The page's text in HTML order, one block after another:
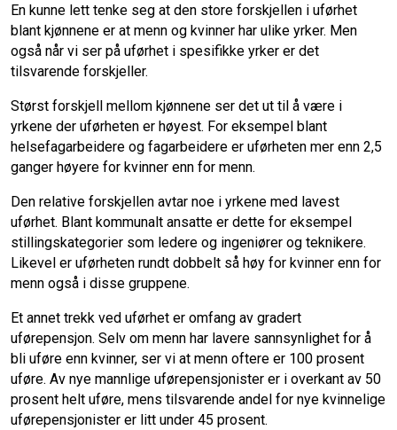
En kunne lett tenke seg at den store forskjellen i uførhet
blant kjønnene er at menn og kvinner har ulike yrker. Men
også når vi ser på uførhet i spesifikke yrker er det
tilsvarende forskjeller.
Størst forskjell mellom kjønnene ser det ut til å være i
yrkene der uførheten er høyest. For eksempel blant
helsefagarbeidere og fagarbeidere er uførheten mer enn 2,5
ganger høyere for kvinner enn for menn.
Den relative forskjellen avtar noe i yrkene med lavest
uførhet. Blant kommunalt ansatte er dette for eksempel
stillingskategorier som ledere og ingeniører og teknikere.
Likevel er uførheten rundt dobbelt så høy for kvinner enn for
menn også i disse gruppene.
Et annet trekk ved uførhet er omfang av gradert
uførepensjon. Selv om menn har lavere sannsynlighet for å
bli uføre enn kvinner, ser vi at menn oftere er 100 prosent
uføre. Av nye mannlige uførepensjonister er i overkant av 50
prosent helt uføre, mens tilsvarende andel for nye kvinnelige
uførepensjonister er litt under 45 prosent.